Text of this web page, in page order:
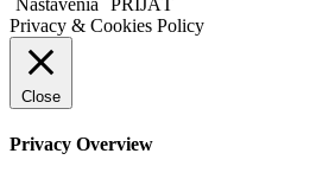
Privacy & Cookies Policy
Close
Privacy Overview